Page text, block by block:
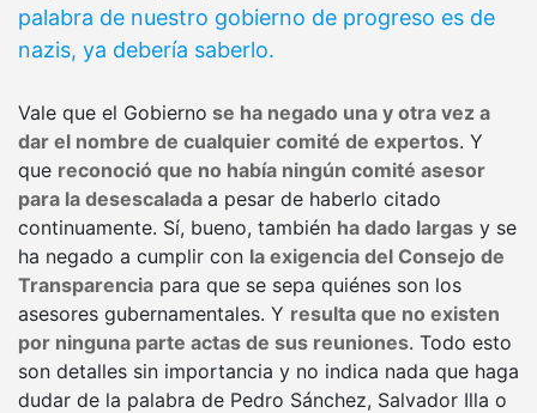
palabra de nuestro gobierno de progreso es de
nazis, ya debería saberlo.
Vale que el Gobierno se ha negado una y otra vez a
dar el nombre de cualquier comité de expertos. Y
que reconoció que no había ningún comité asesor
para la desescalada a pesar de haberlo citado
continuamente. Sí, bueno, también ha dado largas y se
ha negado a cumplir con la exigencia del Consejo de
Transparencia para que se sepa quiénes son los
asesores gubernamentales. Y resulta que no existen
por ninguna parte actas de sus reuniones. Todo esto
son detalles sin importancia y no indica nada que haga
dudar de la palabra de Pedro Sánchez, Salvador Illa o